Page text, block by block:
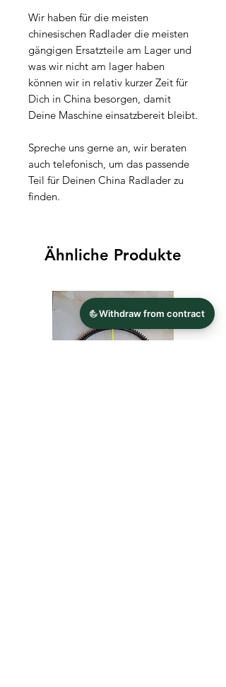
Wir haben für die meisten
chinesischen Radlader die meisten
gängigen Ersatzteile am Lager und
was wir nicht am lager haben
können wir in relativ kurzer Zeit für
Dich in China besorgen, damit
Deine Maschine einsatzbereit bleibt.
Spreche uns gerne an, wir beraten
auch telefonisch, um das passende
Teil für Deinen China Radlader zu
finden.
Ähnliche Produkte